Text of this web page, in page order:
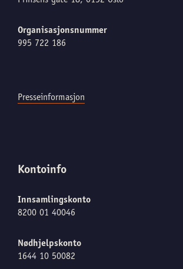
Organisasjonsnummer
995 722 186
Presseinformasjon
Kontoinfo
Innsamlingskonto
8200 01 40046
Nødhjelpskonto
1644 10 50082